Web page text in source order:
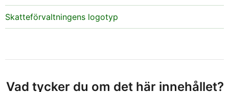
Skatteförvaltningens logotyp
Vad tycker du om det här innehållet?